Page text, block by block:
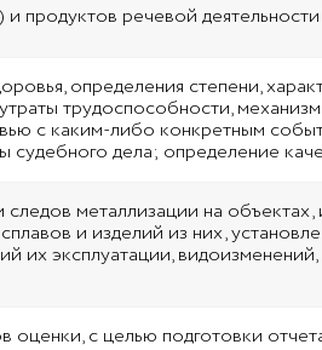
продуктов речевой деятельности
определения степени,
трудоспособности,
с каким-либо конкретным
судебного дела; определение
металлизации на объектах,
и изделий из них,
их эксплуатации,
с целью подготовки